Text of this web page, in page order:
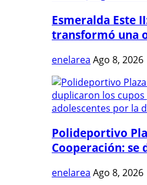
Esmeralda Este
transformó una
enelarea Ago 8, 2026
Polideportivo
Cooperación: se
enelarea Ago 8, 2026